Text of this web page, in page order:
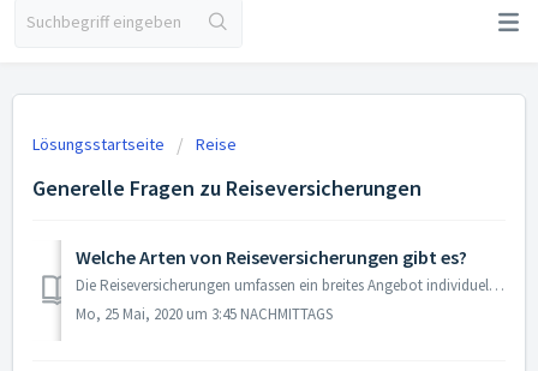
Lösungsstartseite Reise
Generelle Fragen zu Reiseversicherungen
Welche Arten von Reiseversicherungen gibt es?
Die Reiseversicherungen umfassen ein breites Angebot individueller Versicherungen. Die beliebteste ist die Reiserücktrittsversicherung, welche Sie vor Reise...
Mo, 25 Mai, 2020 um 3:45 NACHMITTAGS